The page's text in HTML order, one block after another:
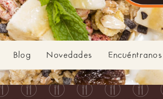
Blog Novedades Encuéntranos